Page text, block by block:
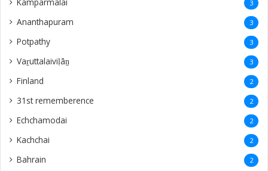
3
Ananthapuram 3
‎Potpathy 3
Vaṟuttalaiviḷāṉ 3
Finland 2
31st rememberence 2
Echchamodai 2
Kachchai 2
Bahrain 2